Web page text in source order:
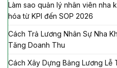
Làm sao quản lý nhân viên nha
hóa từ KPI đến SOP 2026
Cách Trả Lương Nhân Sự Nha
Tăng Doanh Thu
Cách Xây Dựng Bảng Lương Lễ